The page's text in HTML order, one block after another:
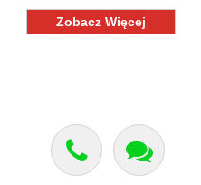
Zobacz Więcej